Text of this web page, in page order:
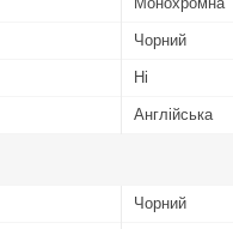
Чорний
Ні
Англійська
Чорний